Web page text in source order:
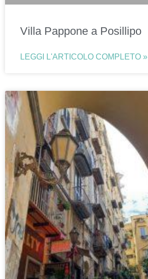
Villa Pappone a Posillipo
LEGGI L'ARTICOLO COMPLETO »